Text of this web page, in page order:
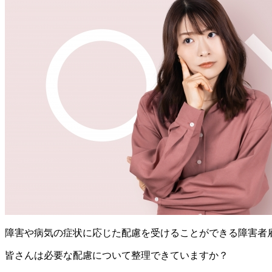
障害や病気の症状に応じた配慮を受けることができる障害者
皆さんは必要な配慮について整理できていますか？